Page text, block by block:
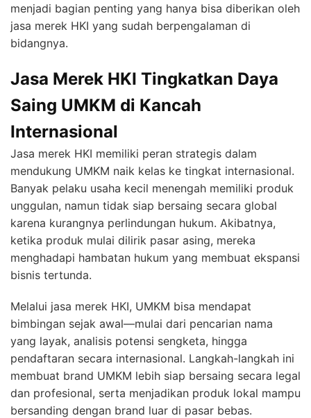
menjadi bagian penting yang hanya bisa diberikan oleh
jasa merek HKI yang sudah berpengalaman di
bidangnya.
Jasa Merek HKI Tingkatkan Daya
Saing UMKM di Kancah
Internasional
Jasa merek HKI memiliki peran strategis dalam
mendukung UMKM naik kelas ke tingkat internasional.
Banyak pelaku usaha kecil menengah memiliki produk
unggulan, namun tidak siap bersaing secara global
karena kurangnya perlindungan hukum. Akibatnya,
ketika produk mulai dilirik pasar asing, mereka
menghadapi hambatan hukum yang membuat ekspansi
bisnis tertunda.
Melalui jasa merek HKI, UMKM bisa mendapat
bimbingan sejak awal—mulai dari pencarian nama
yang layak, analisis potensi sengketa, hingga
pendaftaran secara internasional. Langkah-langkah ini
membuat brand UMKM lebih siap bersaing secara legal
dan profesional, serta menjadikan produk lokal mampu
bersanding dengan brand luar di pasar bebas.